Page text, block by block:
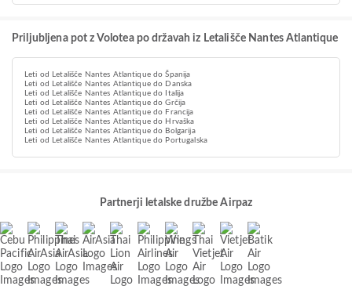
Priljubljena pot z Volotea po državah iz Letališče Nantes Atlantique
Leti od Letališče Nantes Atlantique do Španija
Leti od Letališče Nantes Atlantique do Danska
Leti od Letališče Nantes Atlantique do Italija
Leti od Letališče Nantes Atlantique do Grčija
Leti od Letališče Nantes Atlantique do Francija
Leti od Letališče Nantes Atlantique do Hrvaška
Leti od Letališče Nantes Atlantique do Bolgarija
Leti od Letališče Nantes Atlantique do Portugalska
Partnerji letalske družbe Airpaz